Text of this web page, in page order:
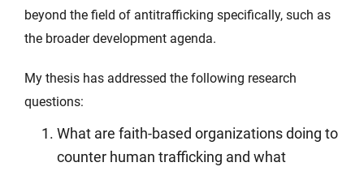
beyond the field of antitrafficking specifically, such as
the broader development agenda.
My thesis has addressed the following research
questions:
What are faith-based organizations doing to
counter human trafficking and what